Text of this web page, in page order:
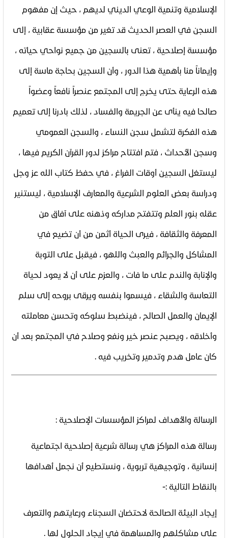
الإسلامية وتنمية الوعي الديني لديهم ، حيث إن مفهوم
السجن في العصر الحديث قد تغير من مؤسسة عقابية ، إلى
مؤسسة إصلاحية ، تعنى بالسجين من جميع نواحي حياته ،
وإيماناً منا بأهمية هذا الدور ، وأن السجين بحاجة ماسة إلى
هذه الرعاية حتى يخرج إلى المجتمع عنصراً نافعاً وعضواً
صالحا فيه ينأى عن الجريمة والفساد ، لذلك بادرنا إلى تعميم
هذه الفكرة لتشمل سجن النساء ، والسجن العمومي
وسجن الأحداث ، فتم افتتاح مراكز لدور القرآن الكريم فيها ،
ليستغل السجين أوقات الفراغ ، في حفظ كتاب الله عز وجل
ودراسة بعض العلوم الشرعية والمعارف الإسلامية ، ليستنير
عقله بنور العلم وتتفتح مداركه وذهنه على آفاق من
المعرفة والثقافة ، فيرى الحياة أثمن من أن تضيع في
المشاكل والجرائم والعبث واللهو ، فيقبل على التوبة
والإنابة والندم على ما فات ، والعزم على أن لا يعود لحياة
التعاسة والشقاء ، فيسموا بنفسه ويرقى بروحه إلى سلم
الإيمان والعمل الصالح ، فينضبط سلوكه وتحسن معاملته
وأخلاقه ، ويصبح عنصر خير ونفع وصلاح في المجتمع بعد أن
كان عامل هدم وتدمير وتخريب فيه
الرسالة والأهداف لمراكز المؤسسات الإصلاحية :
رسالة هذه المراكز هي رسالة شرعية إصلاحية اجتماعية
إنسانية ، وتوجيهية تربوية ، ونستطيع أن نجمل أهدافها
بالنقاط التالية :-
إيجاد البيئة الصالحة لاحتضان السجناء ورعايتهم والتعرف
على مشاكلهم والمساهمة في إيجاد الحلول لها .